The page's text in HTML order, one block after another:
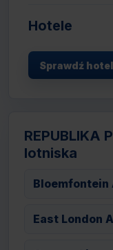
Hotele
Sprawdź
REPUBLIKA
lotniska
Bloemfontein
East London